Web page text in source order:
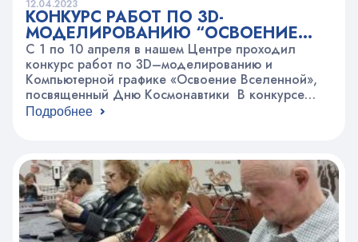
12.04.2023
КОНКУРС РАБОТ ПО 3D-
МОДЕЛИРОВАНИЮ “ОСВОЕНИЕ
КОСМОСА”
С 1 по 10 апреля в нашем Центре проходил
конкурс работ по 3D–моделированию и
Компьютерной графике «Освоение Вселенной»,
посвященный Дню Космонавтики В конкурсе
приняло участие больше 60 человек разных
и Компьютерной графике, а также «Инжинириум
МГТУ им. Н.Э. Баумана», расположенный в
Химках,…
Подробнее